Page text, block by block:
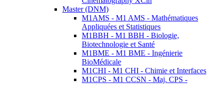
Master (DNM)
M1AMS - M1 AMS - Mathématiques
Appliquées et Statistiques
M1BBH - M1 BBH - Biologie,
Biotechnologie et Santé
M1BME - M1 BME - Ingénierie
BioMédicale
M1CHI - M1 CHI - Chimie et Interfaces
M1CPS - M1 CCSN - Maj. CPS -